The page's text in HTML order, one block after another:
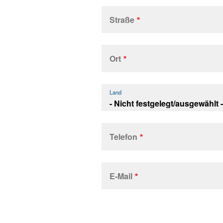
Adresse
Straße
Ort
Land
Telefon
E-Mail